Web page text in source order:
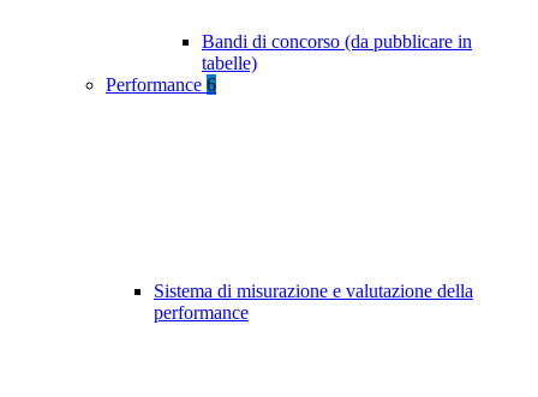
Bandi di concorso (da pubblicare in
tabelle)
Performance 6
Sistema di misurazione e valutazione della
performance